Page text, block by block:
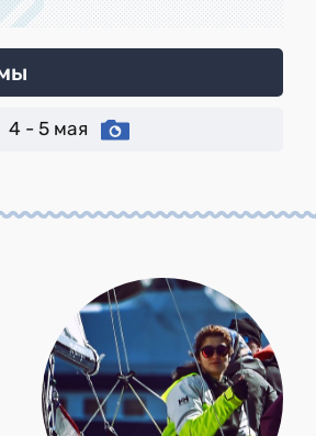
4 - 5 мая